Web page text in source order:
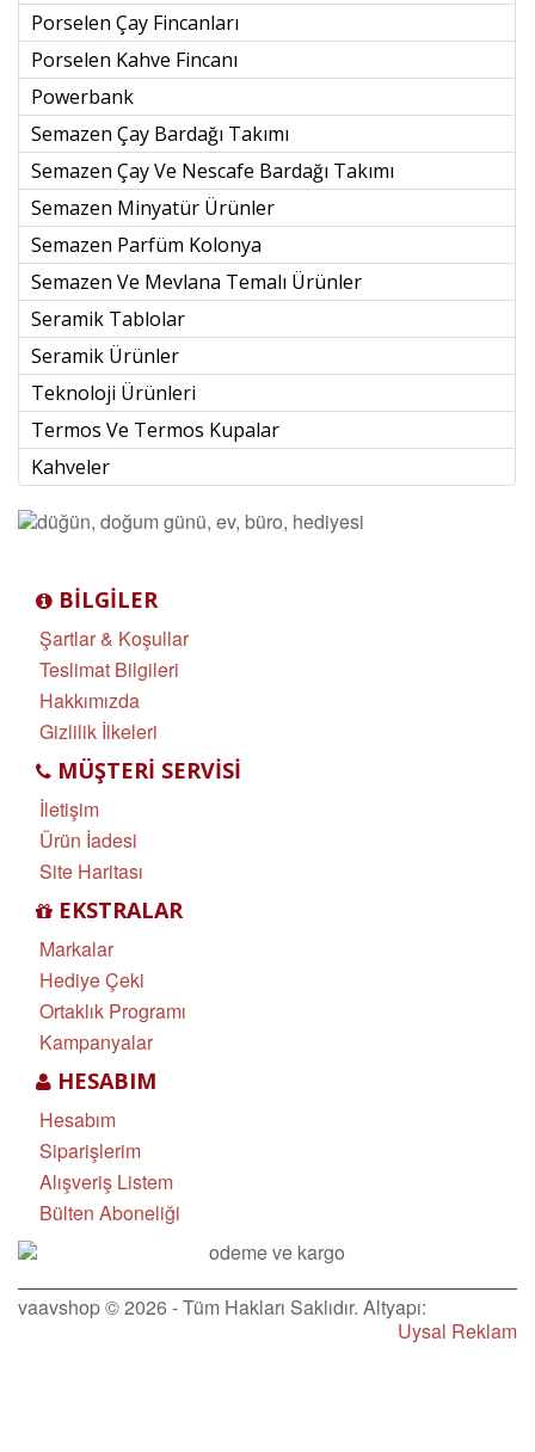
Porselen Çay Fincanları
Porselen Kahve Fincanı
Powerbank
Semazen Çay Bardağı Takımı
Semazen Çay Ve Nescafe Bardağı Takımı
Semazen Minyatür Ürünler
Semazen Parfüm Kolonya
Semazen Ve Mevlana Temalı Ürünler
Seramik Tablolar
Seramik Ürünler
Teknoloji Ürünleri
Termos Ve Termos Kupalar
Kahveler
BILGILER
Şartlar & Koşullar
Teslimat Bilgileri
Hakkımızda
Gizlilik İlkeleri
MÜŞTERI SERVISI
İletişim
Ürün İadesi
Site Haritası
EKSTRALAR
Markalar
Hediye Çeki
Ortaklık Programı
Kampanyalar
HESABIM
Hesabım
Siparişlerim
Alışveriş Listem
Bülten Aboneliği
vaavshop © 2026 - Tüm Hakları Saklıdır. Altyapı:
Uysal Reklam